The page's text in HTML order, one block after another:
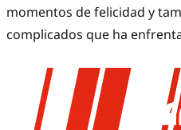
momentos de felicidad y
complicados que ha